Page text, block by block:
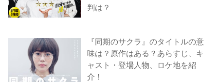
判は？
『同期のサクラ』のタイトルの意
味は？原作はある？あらすじ、キ
ャスト・登場人物、ロケ地を紹
介！